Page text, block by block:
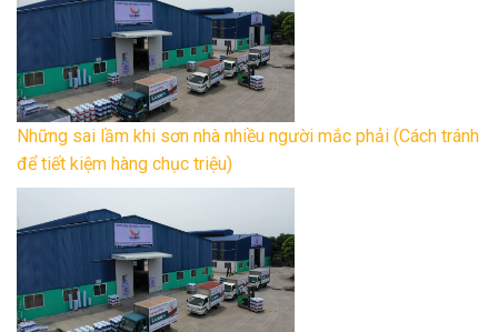
Những sai lầm khi sơn nhà nhiều người mắc phải (Cách tránh
để tiết kiệm hàng chục triệu)